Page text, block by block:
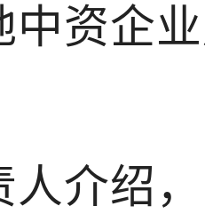
中资企
人介绍